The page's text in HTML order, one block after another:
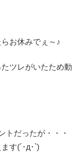
お休みでぇ～♪
ツレがいたため動
トだったが・・・
す(´･д･`)